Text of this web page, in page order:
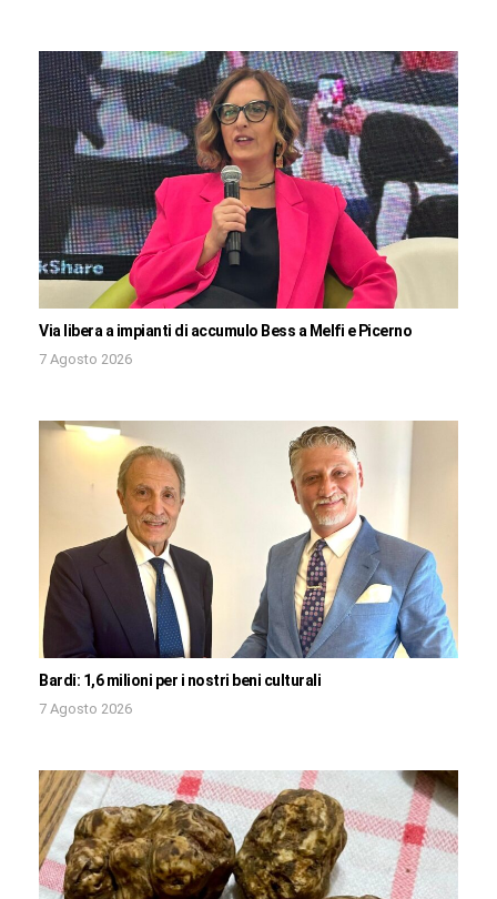
Via libera a impianti di accumulo Bess a Melfi e Picerno
7 Agosto 2026
Bardi: 1,6 milioni per i nostri beni culturali
7 Agosto 2026